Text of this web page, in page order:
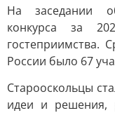
На заседании
конкурса за
гостеприимства.
России было 67
Старооскольцы
идеи и решения,